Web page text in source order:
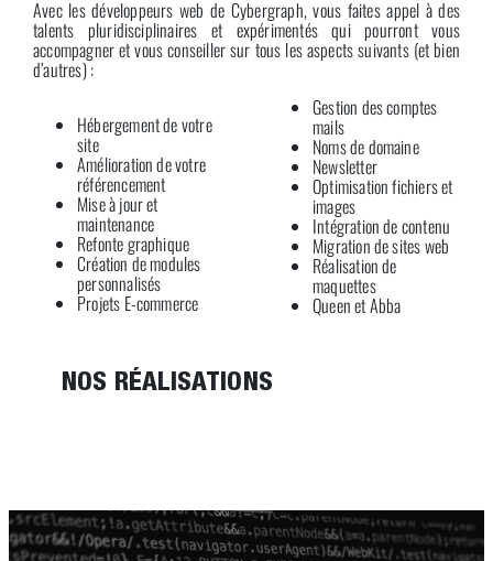
Avec les développeurs web de Cybergraph, vous faites appel à des
talents pluridisciplinaires et expérimentés qui pourront vous
accompagner et vous conseiller sur tous les aspects suivants (et bien
d’autres) :
Hébergement de votre
site
Amélioration de votre
référencement
Mise à jour et
maintenance
Refonte graphique
Création de modules
personnalisés
Projets E-commerce
Gestion des comptes
mails
Noms de domaine
Newsletter
Optimisation fichiers et
images
Intégration de contenu
Migration de sites web
Réalisation de
maquettes
Queen et Abba
NOS RÉALISATIONS